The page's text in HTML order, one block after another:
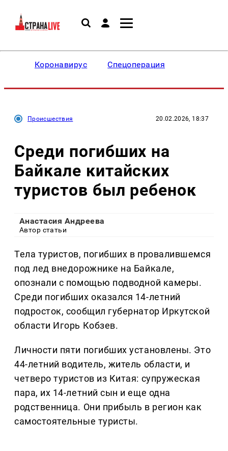
Коронавирус Спецоперация
Происшествия 20.02.2026, 18:37
Среди погибших на
Байкале китайских
туристов был ребенок
Анастасия Андреева
Автор статьи
Тела туристов, погибших в провалившемся
под лед внедорожнике на Байкале,
опознали с помощью подводной камеры.
Среди погибших оказался 14-летний
подросток, сообщил губернатор Иркутской
области Игорь Кобзев.
Личности пяти погибших установлены. Это
44-летний водитель, житель области, и
четверо туристов из Китая: супружеская
пара, их 14-летний сын и еще одна
родственница. Они прибыль в регион как
самостоятельные туристы.